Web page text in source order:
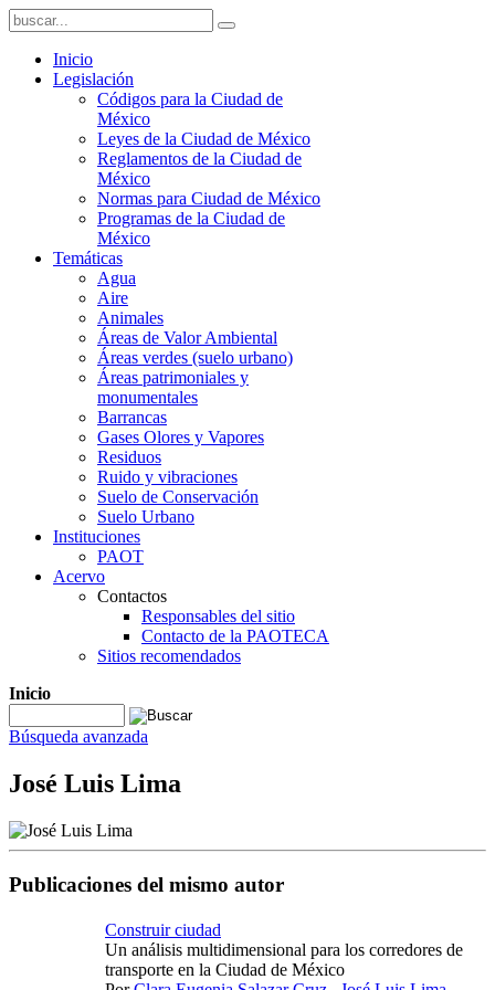
Inicio
Legislación
Códigos para la Ciudad de
México
Leyes de la Ciudad de México
Reglamentos de la Ciudad de
México
Normas para Ciudad de México
Programas de la Ciudad de
México
Temáticas
Agua
Aire
Animales
Áreas de Valor Ambiental
Áreas verdes (suelo urbano)
Áreas patrimoniales y
monumentales
Barrancas
Gases Olores y Vapores
Residuos
Ruido y vibraciones
Suelo de Conservación
Suelo Urbano
Instituciones
PAOT
Acervo
Contactos
Responsables del sitio
Contacto de la PAOTECA
Sitios recomendados
Inicio
Búsqueda avanzada
José Luis Lima
Publicaciones del mismo autor
Construir ciudad
Un análisis multidimensional para los corredores de
transporte en la Ciudad de México